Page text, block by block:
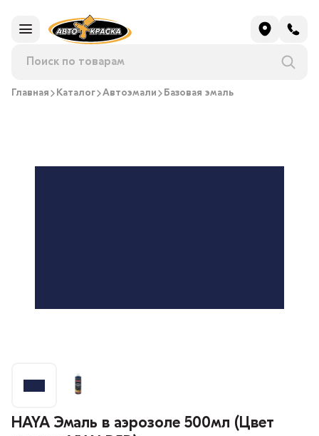
Главная Каталог Автоэмали Базовая эмаль
HAYA Эмаль в аэрозоле 500мл (Цвет